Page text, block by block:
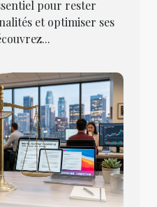
pour rester
et optimiser ses